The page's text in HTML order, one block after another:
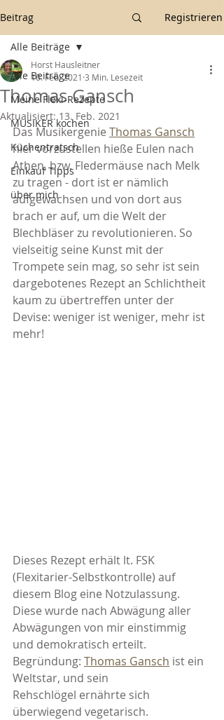
Beitrag Registrieren
Alle Beiträge
Meine Flexi-Rezepte
MUSIKER kochen
Küchentratsch
Einkauf Tipps
über mich
Alle Beiträge
Thomas Gansch
Horst Hausleitner
10. Feb. 2021 3 Min. Lesezeit
Aktualisiert:13. Feb. 2021
Das Musikergenie Thomas Gansch
hier vorzustellen hieße Eulen nach
Athen, bzw. Fledermäuse nach Melk
zu tragen - dort ist er nämlich
aufgewachsen und von dort aus
brach er auf, um die Welt der
Blechbläser zu revolutionieren. So
vielseitig seine Kunst mit der
Trompete sein mag, so sehr ist sein
dargebotenes Rezept an Schlichtheit
kaum zu übertreffen unter der
Devise: weniger ist weniger, mehr ist
mehr!
Dieses Rezept erhält lt. FSK
(Flexitarier-Selbstkontrolle) auf
diesem Blog eine Notzulassung.
Diese wurde nach Abwägung aller
Abwägungen von mir einstimmig
und demokratisch erteilt.
Begründung: Thomas Gansch ist ein
Weltstar, und sein
Rehschlögel ernährte sich
überwiegend vegetarisch.